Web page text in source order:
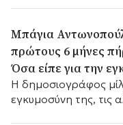
αποκτήσει και
Μπάγια
πρώτους 6 μήνες
Όσα είπε για την
Η δημοσιογράφος
εγκυμοσύνη της, τις